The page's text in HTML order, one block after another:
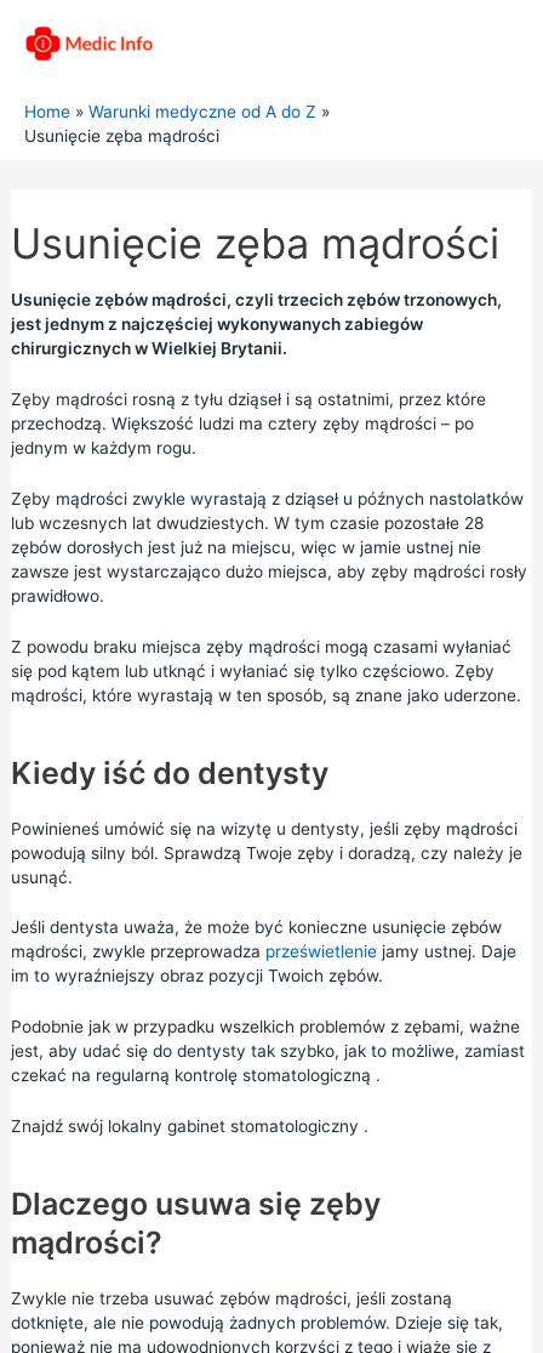
Home
Warunki medyczne od A do Z
Usunięcie zęba mądrości
Usunięcie zęba mądrości
Usunięcie zębów mądrości, czyli trzecich zębów trzonowych,
jest jednym z najczęściej wykonywanych zabiegów
chirurgicznych w Wielkiej Brytanii.
Zęby mądrości rosną z tyłu dziąseł i są ostatnimi, przez które
przechodzą. Większość ludzi ma cztery zęby mądrości – po
jednym w każdym rogu.
Zęby mądrości zwykle wyrastają z dziąseł u późnych nastolatków
lub wczesnych lat dwudziestych. W tym czasie pozostałe 28
zębów dorosłych jest już na miejscu, więc w jamie ustnej nie
zawsze jest wystarczająco dużo miejsca, aby zęby mądrości rosły
prawidłowo.
Z powodu braku miejsca zęby mądrości mogą czasami wyłaniać
się pod kątem lub utknąć i wyłaniać się tylko częściowo. Zęby
mądrości, które wyrastają w ten sposób, są znane jako uderzone.
Kiedy iść do dentysty
Powinieneś umówić się na wizytę u dentysty, jeśli zęby mądrości
powodują silny ból. Sprawdzą Twoje zęby i doradzą, czy należy je
usunąć.
Jeśli dentysta uważa, że może być konieczne usunięcie zębów
mądrości, zwykle przeprowadza prześwietleniejamy ustnej. Daje
im to wyraźniejszy obraz pozycji Twoich zębów.
Podobnie jak w przypadku wszelkich problemów z zębami, ważne
jest, aby udać się do dentysty tak szybko, jak to możliwe, zamiast
czekać na regularną kontrolę stomatologiczną .
Znajdź swój lokalny gabinet stomatologiczny .
Dlaczego usuwa się zęby
mądrości?
Zwykle nie trzeba usuwać zębów mądrości, jeśli zostaną
dotknięte, ale nie powodują żadnych problemów. Dzieje się tak,
ponieważ nie ma udowodnionych korzyści z tego i wiąże się z